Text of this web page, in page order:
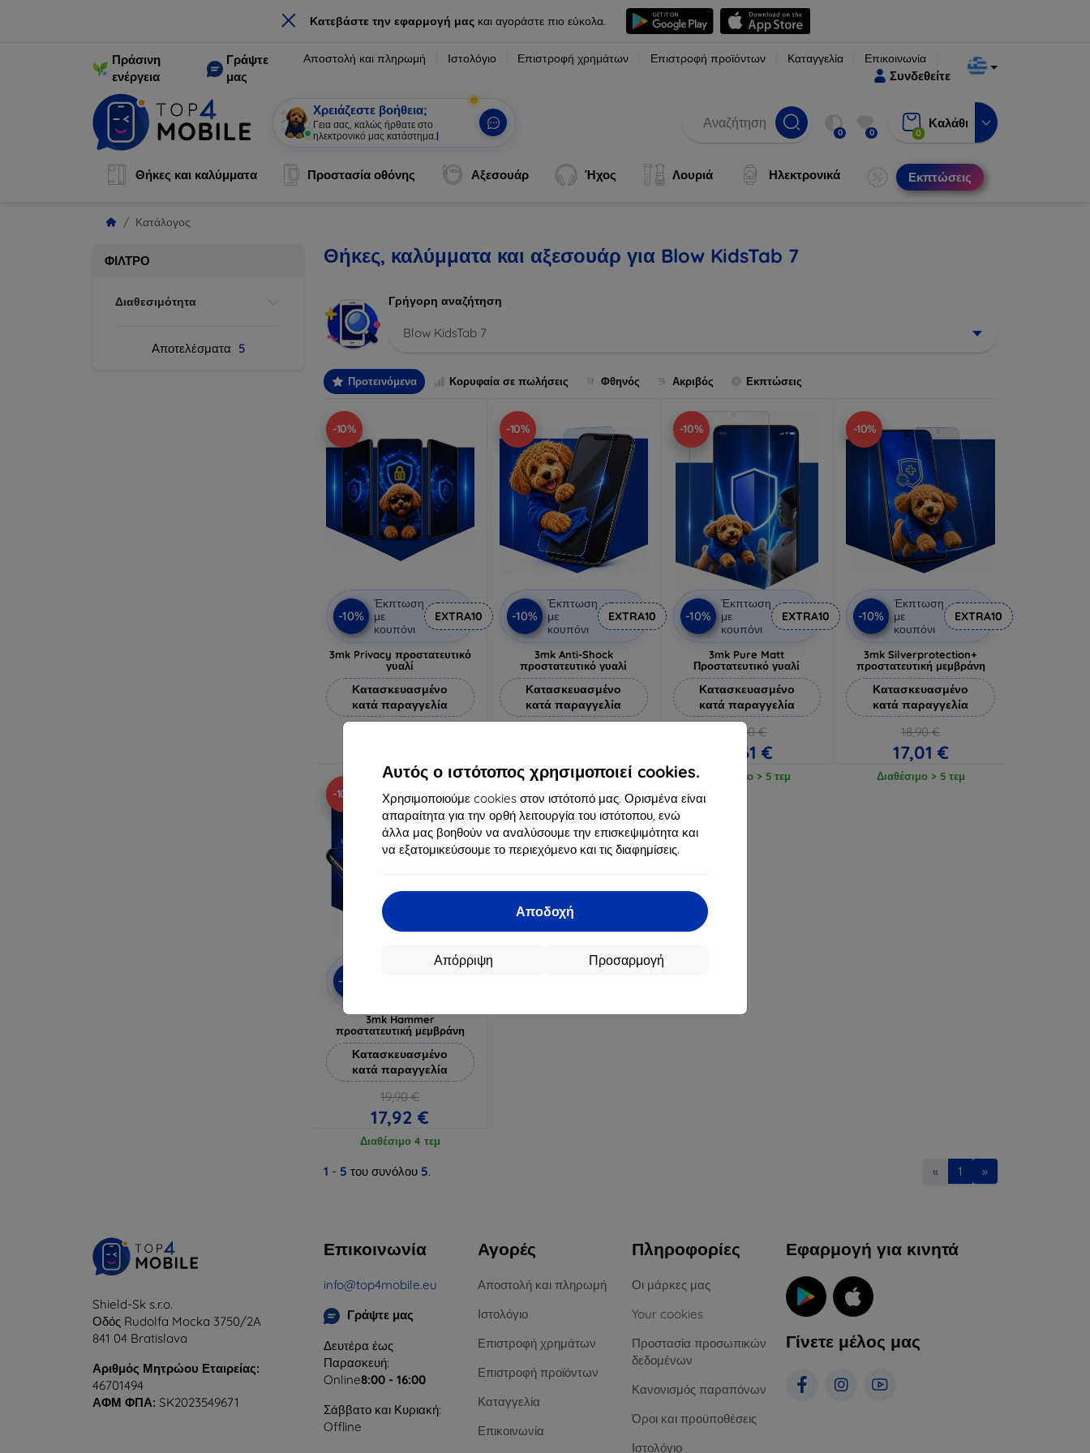
× Κατεβάστε την εφαρμογή μαςκαι αγοράστε πιο εύκολα.
Αυτός ο ιστότοπος χρησιμοποιεί cookies.
Χρησιμοποιούμε cookies στον ιστότοπό μας. Ορισμένα είναι
απαραίτητα για την ορθή λειτουργία του ιστότοπου, ενώ
άλλα μας βοηθούν να αναλύσουμε την επισκεψιμότητα και
να εξατομικεύσουμε το περιεχόμενο και τις διαφημίσεις.
Αποδοχή
Προσαρμογή
Απόρριψη
Πράσινη
ενέργεια
Γράψτε
μας
Αποστολή και πληρωμή Ιστολόγιο Επιστροφή χρημάτων Επιστροφή προϊόντων Καταγγελία Επικοινωνία
Συνδεθείτε
Χρειάζεστε βοήθεια;
Γεια σας, καλώς ήρθατε στο
ηλεκτρονικό μας κατάστημα. | 0 0 0
Καλάθι
Θήκες και καλύμματα Προστασία οθόνης Αξεσουάρ Ήχος Λουριά Ηλεκτρονικά Εκπτώσεις
Κατάλογος
ΦΊΛΤΡΟ
Διαθεσιμότητα
Αποτελέσματα 5
Θήκες, καλύμματα και αξεσουάρ για Blow KidsTab 7
Γρήγορη αναζήτηση
Blow KidsTab 7
Προτεινόμενα Κορυφαία σε πωλήσεις Φθηνός Ακριβός Εκπτώσεις
-10%
-10%
Έκπτωση
με
κουπόνι
EXTRA10
3mk Privacy προστατευτικό
γυαλί
Κατασκευασμένο
κατά παραγγελία
Διαθέσιμο 3 τεμ
-10%
-10%
Έκπτωση
με
κουπόνι
EXTRA10
3mk Anti-Shock
προστατευτικό γυαλί
Κατασκευασμένο
κατά παραγγελία
Διαθέσιμο > 5 τεμ
-10%
-10%
Έκπτωση
με
κουπόνι
EXTRA10
3mk Pure Matt
Προστατευτικό γυαλί
Κατασκευασμένο
κατά παραγγελία
12,90 €
11,61 €
Διαθέσιμο > 5 τεμ
-10%
-10%
Έκπτωση
με
κουπόνι
EXTRA10
3mk Silverprotection+
προστατευτική μεμβράνη
Κατασκευασμένο
κατά παραγγελία
18,90 €
17,01 €
Διαθέσιμο > 5 τεμ
-10%
-10%
3mk Hammer
προστατευτική μεμβράνη
Κατασκευασμένο
κατά παραγγελία
19,90 €
17,92 €
Διαθέσιμο 4 τεμ
1 - 5 του συνόλου 5. « 1 »
Shield-Sk s.r.o.
Οδός Rudolfa Mocka 3750/2A
841 04 Bratislava
Αριθμός Μητρώου Εταιρείας:
46701494
ΑΦΜ ΦΠΑ: SK2023549671
Επικοινωνία
info@top4mobile.eu
Γράψτε μας
Δευτέρα έως
Παρασκευή:
Online8:00 - 16:00
Σάββατο και Κυριακή:
Offline
Αγορές
Αποστολή και πληρωμή
Ιστολόγιο
Επιστροφή χρημάτων
Επιστροφή προϊόντων
Καταγγελία
Επικοινωνία
Πληροφορίες
Οι μάρκες μας
Your cookies
Προστασία προσωπικών
δεδομένων
Κανονισμός παραπόνων
Όροι και προϋποθέσεις
Ιστολόγιο
Εφαρμογή για κινητά
Γίνετε μέλος μας